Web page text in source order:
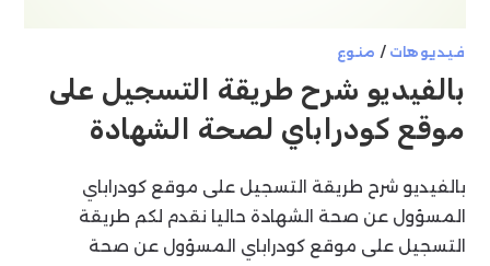
فيديوهات / منوع
بالفيديو شرح طريقة التسجيل على
موقع كودراباي لصحة الشهادة
بالفيديو شرح طريقة التسجيل على موقع كودراباي
المسؤول عن صحة الشهادة حاليا نقدم لكم طريقة
التسجيل على موقع كودراباي المسؤول عن صحة